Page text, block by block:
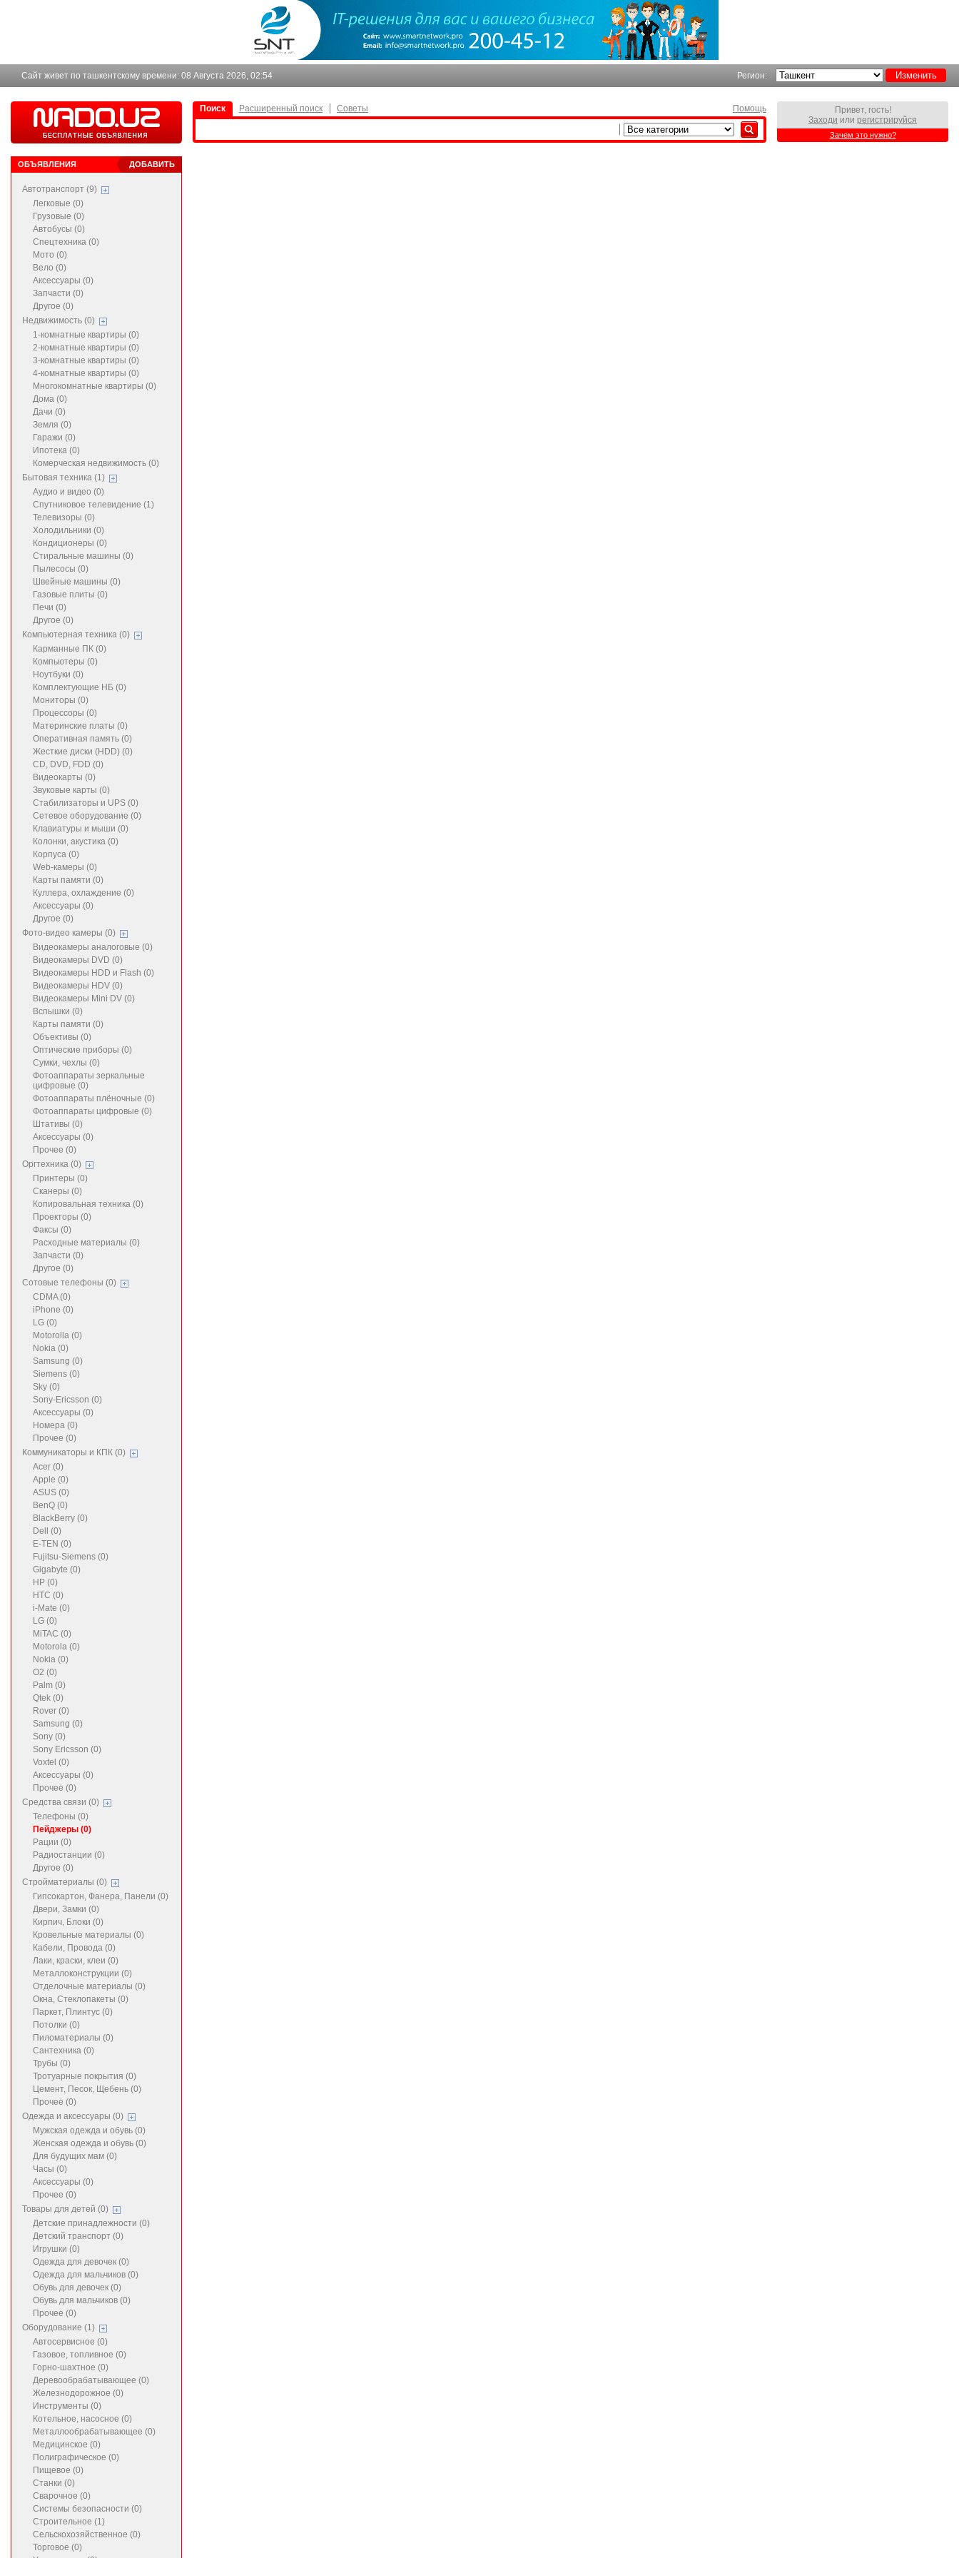
Сайт живет по ташкентскому времени: 08 Августа 2026, 02:54 Регион:
ДОБАВИТЬ
ОБЪЯВЛЕНИЯ
Автотранспорт (9)
Легковые (0)
Грузовые (0)
Автобусы (0)
Спецтехника (0)
Мото (0)
Вело (0)
Аксессуары (0)
Запчасти (0)
Другое (0)
Недвижимость (0)
1-комнатные квартиры (0)
2-комнатные квартиры (0)
3-комнатные квартиры (0)
4-комнатные квартиры (0)
Многокомнатные квартиры (0)
Дома (0)
Дачи (0)
Земля (0)
Гаражи (0)
Ипотека (0)
Комерческая недвижимость (0)
Бытовая техника (1)
Аудио и видео (0)
Спутниковое телевидение (1)
Телевизоры (0)
Холодильники (0)
Кондиционеры (0)
Стиральные машины (0)
Пылесосы (0)
Швейные машины (0)
Газовые плиты (0)
Печи (0)
Другое (0)
Компьютерная техника (0)
Карманные ПК (0)
Компьютеры (0)
Ноутбуки (0)
Комплектующие НБ (0)
Мониторы (0)
Процессоры (0)
Материнские платы (0)
Оперативная память (0)
Жесткие диски (HDD) (0)
CD, DVD, FDD (0)
Видеокарты (0)
Звуковые карты (0)
Стабилизаторы и UPS (0)
Сетевое оборудование (0)
Клавиатуры и мыши (0)
Колонки, акустика (0)
Корпуса (0)
Web-камеры (0)
Карты памяти (0)
Куллера, охлаждение (0)
Аксессуары (0)
Другое (0)
Фото-видео камеры (0)
Видеокамеры аналоговые (0)
Видеокамеры DVD (0)
Видеокамеры HDD и Flash (0)
Видеокамеры HDV (0)
Видеокамеры Mini DV (0)
Вспышки (0)
Карты памяти (0)
Объективы (0)
Оптические приборы (0)
Сумки, чехлы (0)
Фотоаппараты зеркальные
цифровые (0)
Фотоаппараты плёночные (0)
Фотоаппараты цифровые (0)
Штативы (0)
Аксессуары (0)
Прочее (0)
Оргтехника (0)
Принтеры (0)
Сканеры (0)
Копировальная техника (0)
Проекторы (0)
Факсы (0)
Расходные материалы (0)
Запчасти (0)
Другое (0)
Сотовые телефоны (0)
CDMA (0)
iPhone (0)
LG (0)
Motorolla (0)
Nokia (0)
Samsung (0)
Siemens (0)
Sky (0)
Sony-Ericsson (0)
Аксессуары (0)
Номера (0)
Прочее (0)
Коммуникаторы и КПК (0)
Acer (0)
Apple (0)
ASUS (0)
BenQ (0)
BlackBerry (0)
Dell (0)
E-TEN (0)
Fujitsu-Siemens (0)
Gigabyte (0)
HP (0)
HTC (0)
i-Mate (0)
LG (0)
MiTAC (0)
Motorola (0)
Nokia (0)
O2 (0)
Palm (0)
Qtek (0)
Rover (0)
Samsung (0)
Sony (0)
Sony Ericsson (0)
Voxtel (0)
Аксессуары (0)
Прочее (0)
Средства связи (0)
Телефоны (0)
Пейджеры (0)
Рации (0)
Радиостанции (0)
Другое (0)
Стройматериалы (0)
Гипсокартон, Фанера, Панели (0)
Двери, Замки (0)
Кирпич, Блоки (0)
Кровельные материалы (0)
Кабели, Провода (0)
Лаки, краски, клеи (0)
Металлоконструкции (0)
Отделочные материалы (0)
Окна, Стеклопакеты (0)
Паркет, Плинтус (0)
Потолки (0)
Пиломатериалы (0)
Сантехника (0)
Трубы (0)
Тротуарные покрытия (0)
Цемент, Песок, Щебень (0)
Прочее (0)
Одежда и аксессуары (0)
Мужская одежда и обувь (0)
Женская одежда и обувь (0)
Для будущих мам (0)
Часы (0)
Аксессуары (0)
Прочее (0)
Товары для детей (0)
Детские принадлежности (0)
Детский транспорт (0)
Игрушки (0)
Одежда для девочек (0)
Одежда для мальчиков (0)
Обувь для девочек (0)
Обувь для мальчиков (0)
Прочее (0)
Оборудование (1)
Автосервисное (0)
Газовое, топливное (0)
Горно-шахтное (0)
Деревообрабатывающее (0)
Железнодорожное (0)
Инструменты (0)
Котельное, насосное (0)
Металлообрабатывающее (0)
Медицинское (0)
Полиграфическое (0)
Пищевое (0)
Станки (0)
Сварочное (0)
Системы безопасности (0)
Строительное (1)
Сельскохозяйственное (0)
Торговое (0)
Привет, гость!
Заходи или регистрируйся
Зачем это нужно?
Поиск Расширенный поиск Советы Помощь